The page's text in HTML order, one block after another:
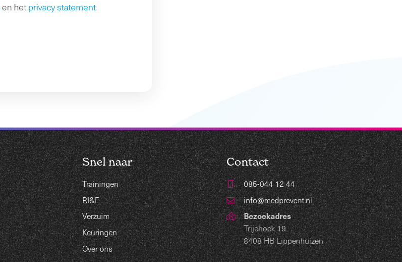
en het privacy statement
Snel naar
Trainingen
RI&E
Verzuim
Keuringen
Over ons
Contact
085-044 12 44
info@medprevent.nl
Bezoekadres
Trijehoek 19
8408 HB Lippenhuizen